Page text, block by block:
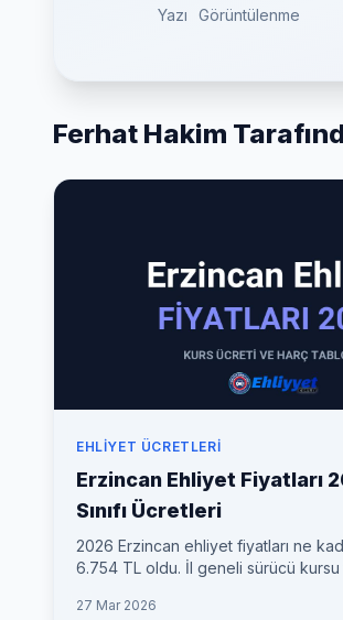
Yazı Görüntülenme
Ferhat Hakim
EHLIYET ÜCRETLERI
Erzincan Ehliyet Fiyatları
Sınıfı Ücretleri
2026 Erzincan ehliyet fiyatları ne
6.754 TL oldu. İl geneli sürücü kursu
27 Mar 2026